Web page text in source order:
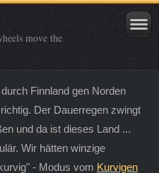
move the
Finnland gen Norden
Der Dauerregen zwingt
und da ist dieses Land ...
Wir hätten winzige
- Modus vom Kurvigen